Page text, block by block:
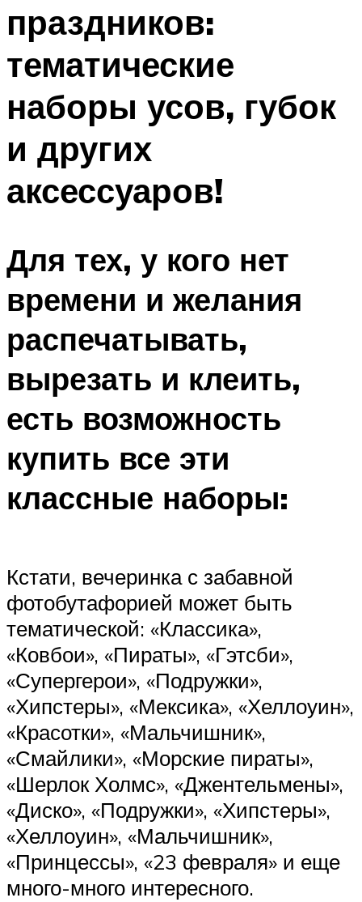
Меню
праздников:
тематические
наборы усов, губок
и других
аксессуаров!
Для тех, у кого нет
времени и желания
распечатывать,
вырезать и клеить,
есть возможность
купить все эти
классные наборы:
Кстати, вечеринка с забавной
фотобутафорией может быть
тематической: «Классика»,
«Ковбои», «Пираты», «Гэтсби»,
«Супергерои», «Подружки»,
«Хипстеры», «Мексика», «Хеллоуин»,
«Красотки», «Мальчишник»,
«Смайлики», «Морские пираты»,
«Шерлок Холмс», «Джентельмены»,
«Диско», «Подружки», «Хипстеры»,
«Хеллоуин», «Мальчишник»,
«Принцессы», «23 февраля» и еще
много-много интересного.